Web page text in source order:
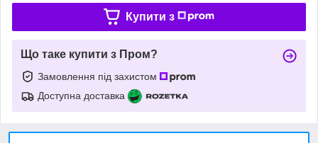
Купити з
Що таке купити з Пром?
Замовлення під захистом
Доступна доставка